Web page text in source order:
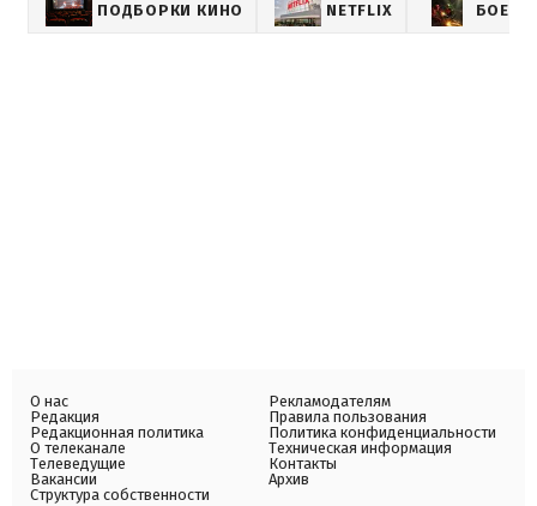
ПОДБОРКИ КИНО NETFLIX
О нас
Редакция
Редакционная политика
О телеканале
Телеведущие
Вакансии
Структура собственности
Рекламодателям
Правила пользования
Политика конфиденциальности
Техническая информация
Контакты
Архив